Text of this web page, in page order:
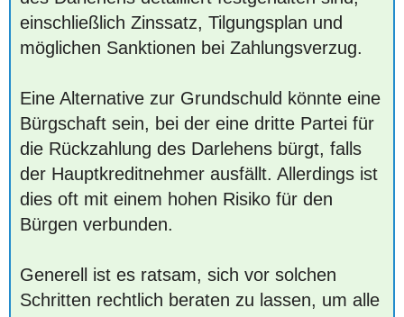
einschließlich Zinssatz, Tilgungsplan und
möglichen Sanktionen bei Zahlungsverzug.
Eine Alternative zur Grundschuld könnte eine
Bürgschaft sein, bei der eine dritte Partei für
die Rückzahlung des Darlehens bürgt, falls
der Hauptkreditnehmer ausfällt. Allerdings ist
dies oft mit einem hohen Risiko für den
Bürgen verbunden.
Generell ist es ratsam, sich vor solchen
Schritten rechtlich beraten zu lassen, um alle